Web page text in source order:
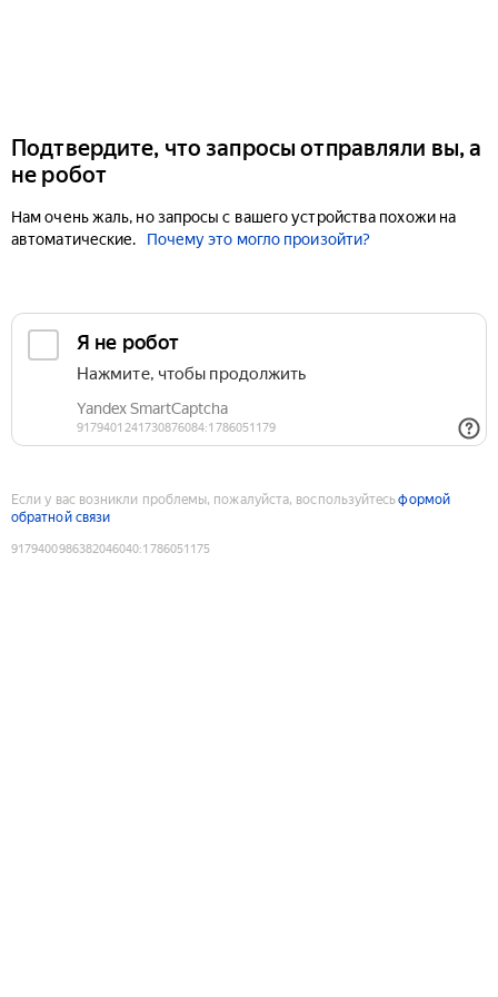
Подтвердите, что запросы отправляли вы, а
не робот
Нам очень жаль, но запросы с вашего устройства похожи на
автоматические.
Почему это могло произойти?
Если у вас возникли проблемы, пожалуйста, воспользуйтесьформой
обратной связи
9179400986382046040:1786051175